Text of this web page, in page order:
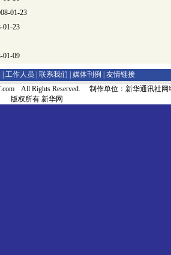
01-23
01-23
01-09
工作人员 联系我们 媒体刊例
友情链接
All Rights Reserved. 制作单位：新华通讯社网
版权所有 新华网